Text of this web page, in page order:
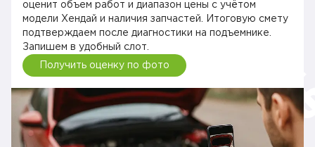
оценит объем работ и диапазон цены с учётом
модели Хендай и наличия запчастей. Итоговую смету
подтверждаем после диагностики на подъемнике.
Запишем в удобный слот.
Получить оценку по фото